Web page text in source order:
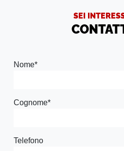
SEI
Nome*
Cognome*
Telefono